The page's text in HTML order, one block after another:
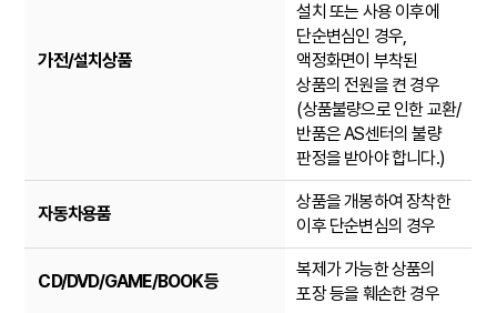
가전/설치상품
설치 또는 사용 이후에
단순변심인 경우,
액정화면이 부착된
상품의 전원을 켠 경우
(상품불량으로 인한 교환/
반품은 AS센터의 불량
판정을 받아야 합니다.)
자동차용품
상품을 개봉하여 장착한
이후 단순변심의 경우
CD/DVD/GAME/BOOK등
복제가 가능한 상품의
포장 등을 훼손한 경우